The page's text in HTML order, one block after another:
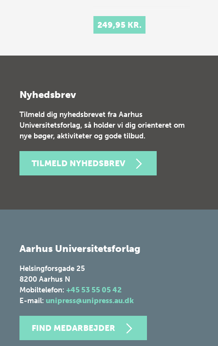
249,95 KR.
Nyhedsbrev
Tilmeld dig nyhedsbrevet fra Aarhus
Universitetsforlag, så holder vi dig orienteret om
nye bøger, aktiviteter og gode tilbud.
TILMELD NYHEDSBREV
Aarhus Universitetsforlag
Helsingforsgade 25
8200 Aarhus N
Mobiltelefon: +45 53 55 05 42
E-mail: unipress@unipress.au.dk
FIND MEDARBEJDER